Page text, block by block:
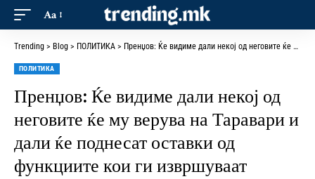
Aa
Trending > Blog > ПОЛИТИКА > Пренџов: Ќе видиме дали некој од неговите ќе му верува на Таравари и дали ќе поднесат оставки од функциите кои ги извршуваат
ПОЛИТИКА
Пренџов: Ќе видиме дали некој од
неговите ќе му верува на Таравари и
дали ќе поднесат оставки од
функциите кои ги извршуваат